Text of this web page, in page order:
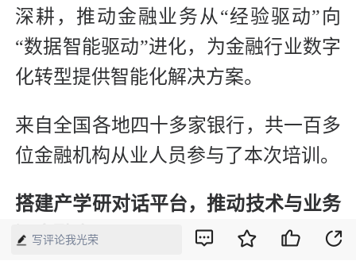
深耕，推动金融业务从“经验驱动”向
“数据智能驱动”进化，为金融行业数字
化转型提供智能化解决方案。
来自全国各地四十多家银行，共一百多
位金融机构从业人员参与了本次培训。
搭建产学研对话平台，推动技术与业务
深度融合
写评论我光荣